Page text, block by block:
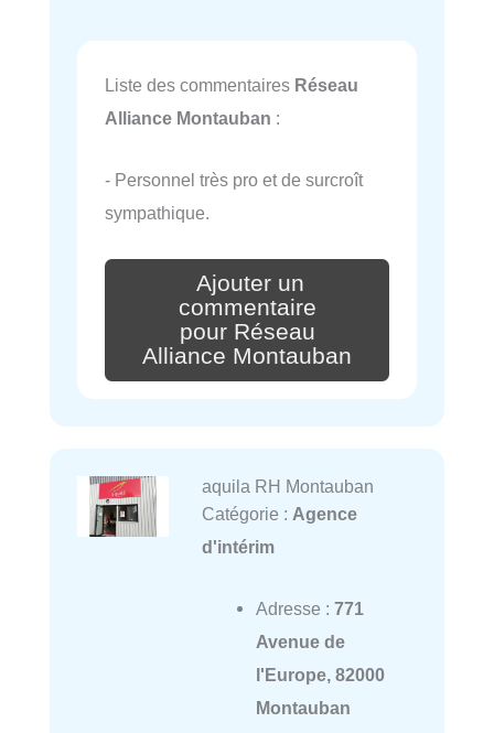
Liste des commentaires Réseau
Alliance Montauban :
- Personnel très pro et de surcroît
sympathique.
Ajouter un
commentaire
pour Réseau
Alliance Montauban
aquila RH Montauban
Catégorie : Agence
d'intérim
Adresse : 771
Avenue de
l'Europe, 82000
Montauban